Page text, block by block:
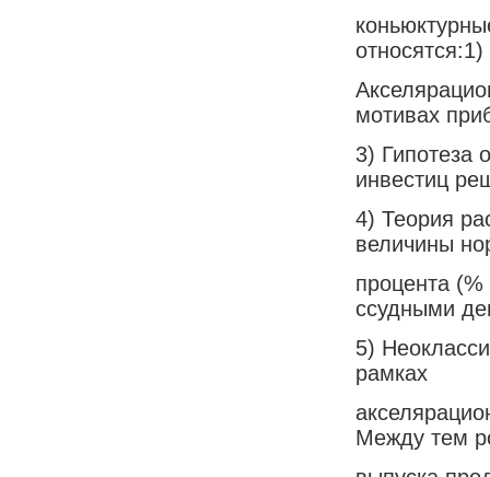
относятся:1)
мотивах
3) Гипотеза
инвестиц
4) Теория
величины
процента
ссудными
5)
рамках
Между тем